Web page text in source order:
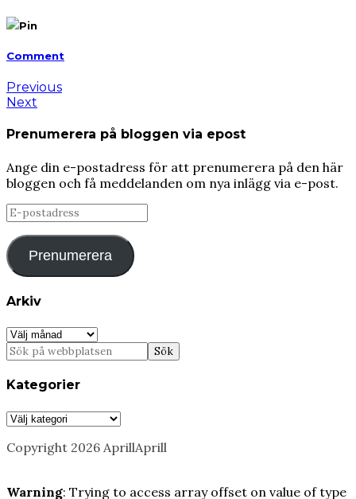
Pin
Comment
Previous
Next
Prenumerera på bloggen via epost
Ange din e-postadress för att prenumerera på den här
bloggen och få meddelanden om nya inlägg via e-post.
E-
postadress
Prenumerera
Arkiv
Arkiv
Kategorier
Kategorier
Copyright 2026 AprillAprill
Warning: Trying to access array offset on value of type